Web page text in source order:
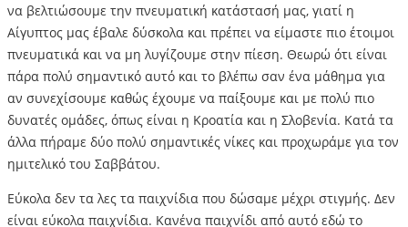
να βελτιώσουμε την πνευματική κατάστασή μας, γιατί η
Αίγυπτος μας έβαλε δύσκολα και πρέπει να είμαστε πιο έτοιμοι
πνευματικά και να μη λυγίζουμε στην πίεση. Θεωρώ ότι είναι
πάρα πολύ σημαντικό αυτό και το βλέπω σαν ένα μάθημα για
αν συνεχίσουμε καθώς έχουμε να παίξουμε και με πολύ πιο
δυνατές ομάδες, όπως είναι η Κροατία και η Σλοβενία. Κατά τα
άλλα πήραμε δύο πολύ σημαντικές νίκες και προχωράμε για τον
ημιτελικό του Σαββάτου.
Εύκολα δεν τα λες τα παιχνίδια που δώσαμε μέχρι στιγμής. Δεν
είναι εύκολα παιχνίδια. Κανένα παιχνίδι από αυτό εδώ το